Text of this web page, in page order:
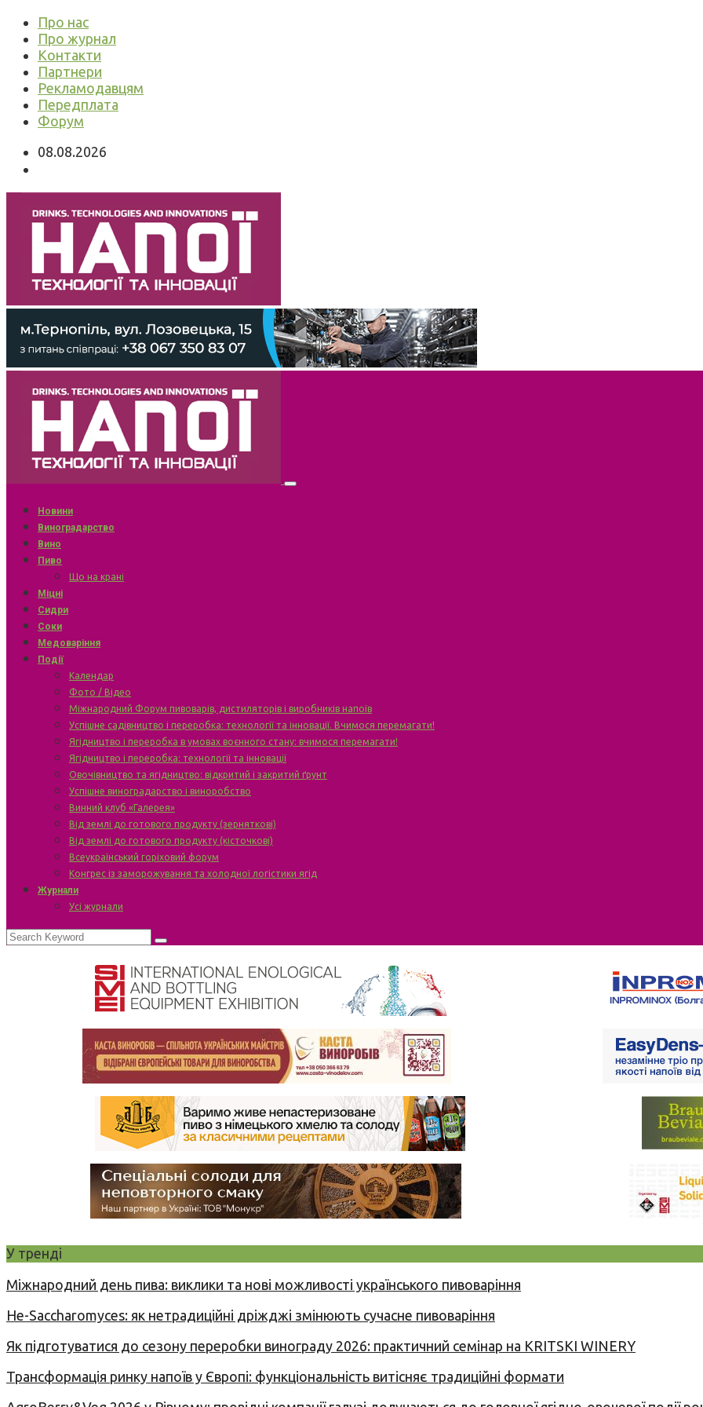
Про нас
Про журнал
Контакти
Партнери
Рекламодавцям
Передплата
Форум
08.08.2026
Новини
Виноградарство
Вино
Пиво
Що на крані
Міцні
Сидри
Соки
Медоваріння
Події
Календар
Фото / Відео
Міжнародний Форум пивоварів, дистиляторів і виробників напоїв
Успішне садівництво і переробка: технології та інновації. Вчимося перемагати!
Ягідництво і переробка в умовах воєнного стану: вчимося перемагати!
Ягідництво і переробка: технології та інновації
Овочівництво та ягідництво: відкритий і закритий ґрунт
Успішне виноградарство і виноробство
Винний клуб «Галерея»
Від землі до готового продукту (зерняткові)
Від землі до готового продукту (кісточкові)
Всеукраїнський горіховий форум
Конгрес із заморожування та холодної логістики ягід
Журнали
Усі журнали
У тренді
Міжнародний день пива: виклики та нові можливості українського пивоваріння
Не-Saccharomyces: як нетрадиційні дріжджі змінюють сучасне пивоваріння
Як підготуватися до сезону переробки винограду 2026: практичний семінар на KRITSKI WINERY
Трансформація ринку напоїв у Європі: функціональність витісняє традиційні формати